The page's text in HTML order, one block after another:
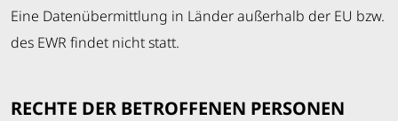
Eine Datenübermittlung in Länder außerhalb der EU bzw.
des EWR findet nicht statt.
RECHTE DER BETROFFENEN PERSONEN